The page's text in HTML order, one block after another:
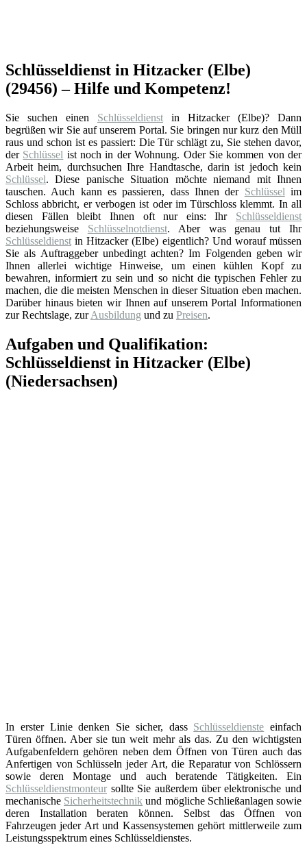
Schlüsseldienst in Hitzacker (Elbe)
(29456) – Hilfe und Kompetenz!
Sie suchen einen Schlüsseldienst in Hitzacker (Elbe)? Dann
begrüßen wir Sie auf unserem Portal. Sie bringen nur kurz den Müll
raus und schon ist es passiert: Die Tür schlägt zu, Sie stehen davor,
der Schlüssel ist noch in der Wohnung. Oder Sie kommen von der
Arbeit heim, durchsuchen Ihre Handtasche, darin ist jedoch kein
Schlüssel. Diese panische Situation möchte niemand mit Ihnen
tauschen. Auch kann es passieren, dass Ihnen der Schlüssel im
Schloss abbricht, er verbogen ist oder im Türschloss klemmt. In all
diesen Fällen bleibt Ihnen oft nur eins: Ihr Schlüsseldienst
beziehungsweise Schlüsselnotdienst. Aber was genau tut Ihr
Schlüsseldienst in Hitzacker (Elbe) eigentlich? Und worauf müssen
Sie als Auftraggeber unbedingt achten? Im Folgenden geben wir
Ihnen allerlei wichtige Hinweise, um einen kühlen Kopf zu
bewahren, informiert zu sein und so nicht die typischen Fehler zu
machen, die die meisten Menschen in dieser Situation eben machen.
Darüber hinaus bieten wir Ihnen auf unserem Portal Informationen
zur Rechtslage, zurAusbildung und zu Preisen.
Aufgaben und Qualifikation:
Schlüsseldienst in Hitzacker (Elbe)
(Niedersachsen)
In erster Linie denken Sie sicher, dass Schlüsseldienste einfach
Türen öffnen. Aber sie tun weit mehr als das. Zu den wichtigsten
Aufgabenfeldern gehören neben dem Öffnen von Türen auch das
Anfertigen von Schlüsseln jeder Art, die Reparatur von Schlössern
sowie deren Montage und auch beratende Tätigkeiten. Ein
Schlüsseldienstmonteur sollte Sie außerdem über elektronische und
mechanische Sicherheitstechnik und mögliche Schließanlagen sowie
deren Installation beraten können. Selbst das Öffnen von
Fahrzeugen jeder Art und Kassensystemen gehört mittlerweile zum
Leistungsspektrum eines Schlüsseldienstes.